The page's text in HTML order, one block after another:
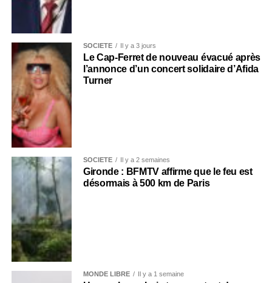
SOCIÉTÉ Il y a 3 jours
Le Cap-Ferret de nouveau évacué après
l’annonce d’un concert solidaire d’Afida
Turner
SOCIÉTÉ Il y a 2 semaines
Gironde : BFMTV affirme que le feu est
désormais à 500 km de Paris
MONDE LIBRE Il y a 1 semaine